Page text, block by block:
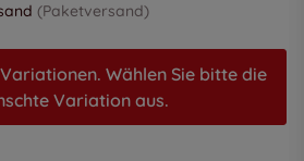
(Paketversand)
Wählen Sie bitte die
Variation aus.